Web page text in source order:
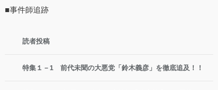
■事件師追跡
読者投稿
特集１－1 前代未聞の大悪党「鈴木義彦」を徹底追及！！